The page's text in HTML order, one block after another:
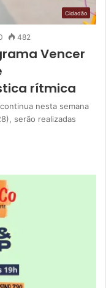
Cidadão
482
Vencer
rítmica
nesta semana
serão realizadas